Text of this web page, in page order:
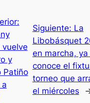
vuelve
y
Patiño
Siguiente: La
Libobásquet
en marcha, ya
conoce el
torneo que
el miércoles